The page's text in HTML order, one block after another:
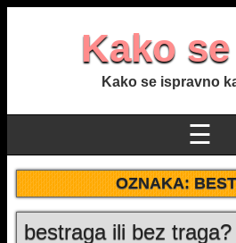
Kako
Kako se ispravno
☰
OZNAKA:
bestraga ili bez traga?